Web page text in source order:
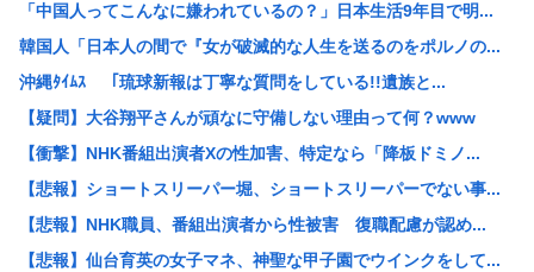
「中国人ってこんなに嫌われているの？」日本生活9年目で明...
韓国人「日本人の間で『女が破滅的な人生を送るのをポルノの...
沖縄ﾀｲﾑｽ 「琉球新報は丁寧な質問をしている!!遺族と...
【疑問】大谷翔平さんが頑なに守備しない理由って何？www
【衝撃】NHK番組出演者Xの性加害、特定なら「降板ドミノ...
【悲報】ショートスリーパー堀、ショートスリーパーでない事...
【悲報】NHK職員、番組出演者から性被害 復職配慮が認め...
【悲報】仙台育英の女子マネ、神聖な甲子園でウインクをして...